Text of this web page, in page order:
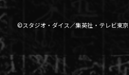
©スタジオ・ダイス／集英社・テレビ東京